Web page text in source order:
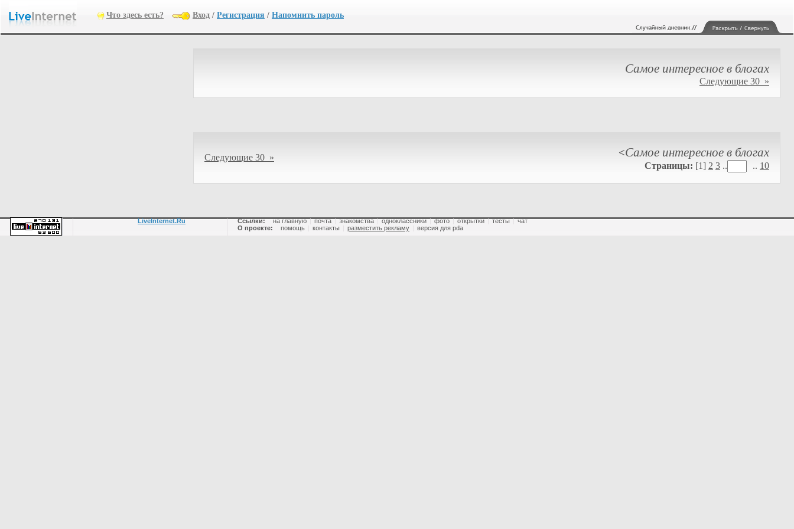
Что здесь есть? Вход / Регистрация / Напомнить пароль
Самое интересное в блогах
Следующие 30 »
Следующие 30 » <Самое интересное в блогах
Страницы: [1] 2 3 .. .. 10
LiveInternet.Ru Ссылки: на главную | почта | знакомства | одноклассники | фото | открытки | тесты | чат
О проекте:
помощь контакты разместить рекламу версия для pda